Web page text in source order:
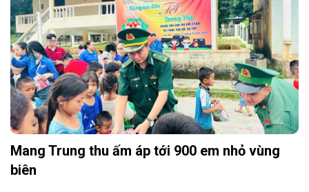
Mang Trung thu ấm áp tới 900 em nhỏ vùng
biên